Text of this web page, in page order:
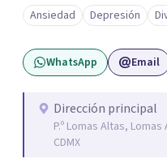
psicológico. Trabajo desde un enfoque integral que
combina la Psicología
Análisis Conductual y la
a personas que
depresivos,
negativos recurrentes o
Ansiedad Depresión
WhatsApp Email
Dirección principal
P.º Lomas Altas,
CDMX